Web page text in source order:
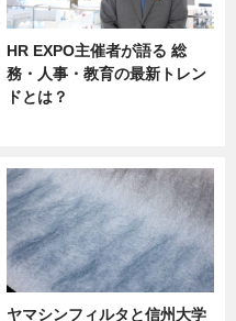
HR EXPO主催者が語る 総
務・人事・教育の最新トレン
ドとは？
ヤマシンフィルタと信州大学